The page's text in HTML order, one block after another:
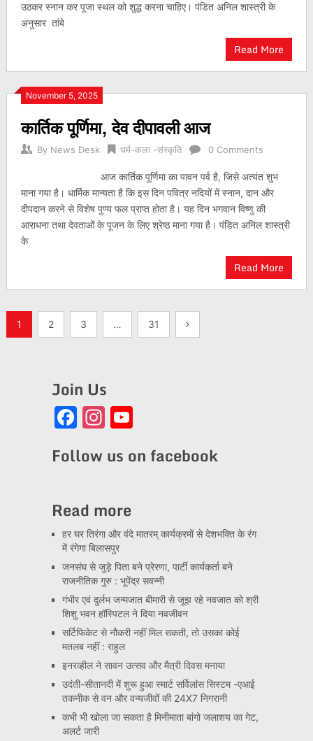
उठकर स्नान कर पूजा स्थल को शुद्ध करना चाहिए। पंडित अनिल शास्त्री के
अनुसार तांबे
Read More
November 5, 2025
कार्तिक पूर्णिमा, देव दीपावली आज
By News Desk धर्म-कला -संस्कृति 0 Comments
आज कार्तिक पूर्णिमा का पावन पर्व है, जिसे अत्यंत शुभ
माना गया है। धार्मिक मान्यता है कि इस दिन पवित्र नदियों में स्नान, दान और
दीपदान करने से विशेष पुण्य फल प्राप्त होता है। यह दिन भगवान विष्णु की
आराधना तथा देवताओं के पूजन के लिए श्रेष्ठ माना गया है। पंडित अनिल शास्त्री
के
Read More
Posts
1 2 3 … 31
Join Us
Facebook
Instagram
YouTube
Follow us on facebook
Read more
हर घर तिरंगा और वंदे मातरम् कार्यक्रमों से देशभक्ति के रंग
में रंगेगा बिलासपुर
जनसंघ से जुड़े पिता बने प्रेरणा, पार्टी कार्यकर्ता बने
राजनीतिक गुरु : भूपेंद्र सवन्नी
गंभीर एवं दुर्लभ जन्मजात बीमारी से जूझ रहे नवजात को श्री
शिशु भवन हॉस्पिटल ने दिया नवजीवन
सर्टिफिकेट से नौकरी नहीं मिल सकती, तो उसका कोई
मतलब नहीं : राहुल
इनरव्हील ने सावन उत्सव और मैत्री दिवस मनाया
उदंती-सीतानदी में शुरू हुआ स्मार्ट सर्विलांस सिस्टम -एआई
तकनीक से वन और वन्यजीवों की 24X7 निगरानी
कभी भी खोला जा सकता है मिनीमाता बांगो जलाशय का गेट,
अलर्ट जारी